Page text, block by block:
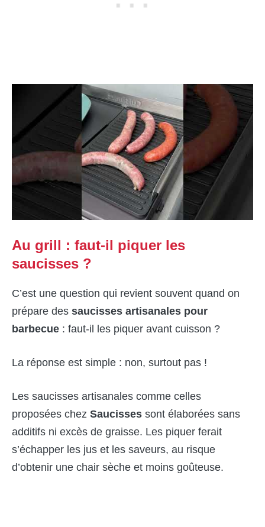
Au grill : faut-il piquer les
saucisses ?
C’est une question qui revient souvent quand on
prépare des saucisses artisanales pour
barbecue : faut-il les piquer avant cuisson ?
La réponse est simple : non, surtout pas !
Les saucisses artisanales comme celles
proposées chez Saucisses sont élaborées sans
additifs ni excès de graisse. Les piquer ferait
s’échapper les jus et les saveurs, au risque
d’obtenir une chair sèche et moins goûteuse.